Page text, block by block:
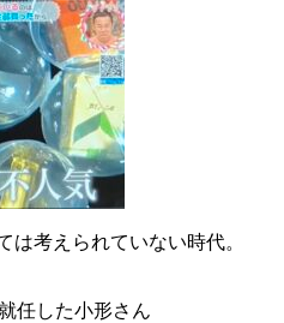
は考えられていない時代。
任した小形さん